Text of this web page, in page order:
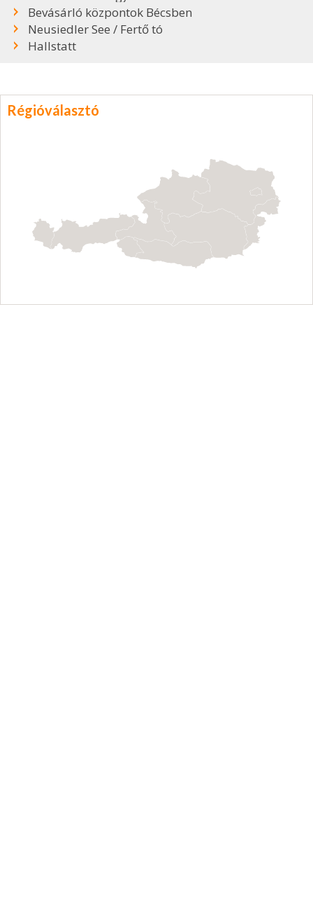
Bevásárló központok Bécsben
Neusiedler See / Fertő tó
Hallstatt
Régióválasztó